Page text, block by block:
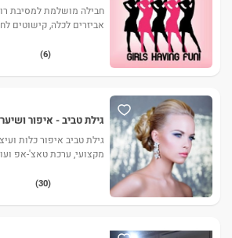
חבילה מושלמת למסיבת
אביזרים לכלה, קישוטים
(6)
גילת טביב - איפור
גילת טביב איפור כלות
מקצועי, ערכת טאצ'-אפ
(30)